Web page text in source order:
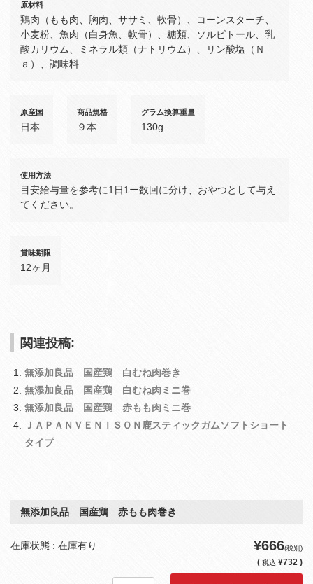
原材料
鶏肉（もも肉、胸肉、ササミ、軟骨）、コーンスターチ、
小麦粉、魚肉（白身魚、軟骨）、糖類、ソルビトール、乳
酸カリウム、ミネラル類（ナトリウム）、リン酸塩（Ｎ
ａ）、調味料
原産国
日本
商品規格
９本
グラム換算重量
130g
使用方法
目安給与量を参考に1日1ー数回に分け、おやつとして与え
てください。
賞味期限
12ヶ月
関連投稿:
無添加良品 国産鶏 白むね肉巻き
無添加良品 国産鶏 白むね肉ミニ巻
無添加良品 国産鶏 赤もも肉ミニ巻
ＪＡＰＡＮＶＥＮＩＳＯＮ鹿スティックガムソフトショート
タイプ
無添加良品 国産鶏 赤もも肉巻き
在庫状態 : 在庫有り ¥666(税別)
( 税込 ¥732 )